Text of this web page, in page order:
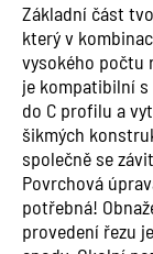
Základní část
který v
vysokého počtu
je kompatibilní
do C profilu a
šikmých
společně se
Povrchová
potřebná!
provedení řezu